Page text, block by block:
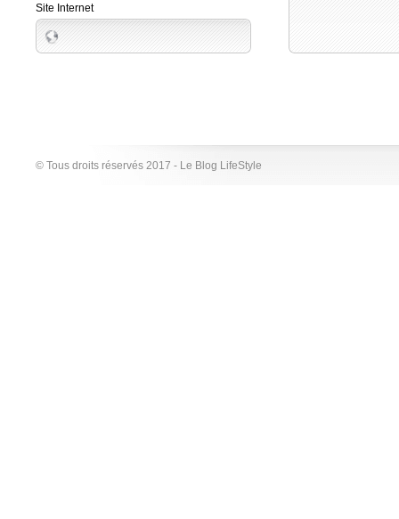
Site Internet
© Tous droits réservés 2017 - Le Blog LifeStyle